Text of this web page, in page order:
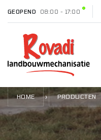
GEOPEND 08:00 - 17:00
HOME › PRODUCTEN